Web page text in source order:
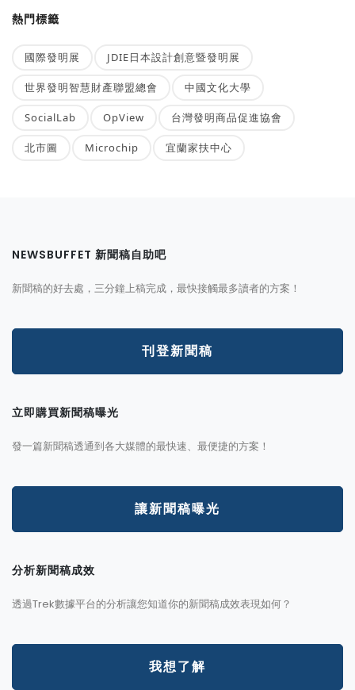
熱門標籤
國際發明展 JDIE日本設計創意暨發明展
世界發明智慧財產聯盟總會 中國文化大學
SocialLab OpView 台灣發明商品促進協會
北市圖 Microchip 宜蘭家扶中心
NEWSBUFFET 新聞稿自助吧
新聞稿的好去處，三分鐘上稿完成，最快接觸最多讀者的方案！
刊登新聞稿
立即購買新聞稿曝光
發一篇新聞稿透通到各大媒體的最快速、最便捷的方案！
讓新聞稿曝光
分析新聞稿成效
透過Trek數據平台的分析讓您知道你的新聞稿成效表現如何？
我想了解